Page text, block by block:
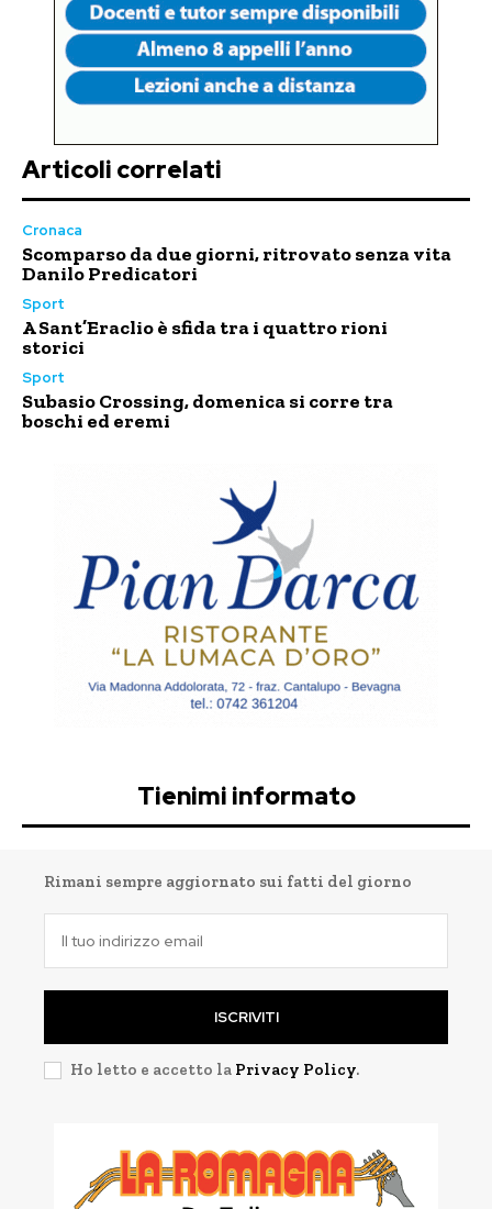
Articoli correlati
Cronaca
Scomparso da due giorni, ritrovato senza vita
Danilo Predicatori
Sport
A Sant’Eraclio è sfida tra i quattro rioni
storici
Sport
Subasio Crossing, domenica si corre tra
boschi ed eremi
Tienimi informato
Rimani sempre aggiornato sui fatti del giorno
ISCRIVITI
Ho letto e accetto la Privacy Policy.